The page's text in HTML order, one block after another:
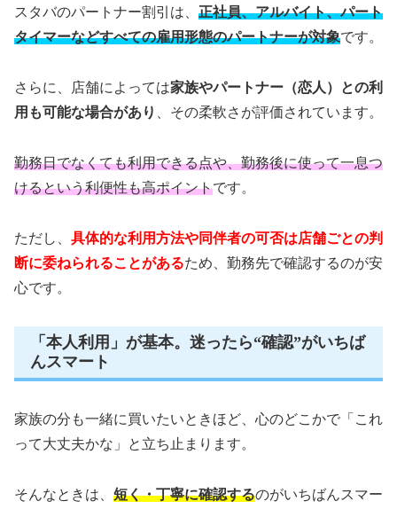
スタバのパートナー割引は、 正社員、アルバイト、パート
タイマーなどすべての雇用形態のパートナーが対象です。
さらに、店舗によっては家族やパートナー（恋人）との利
用も可能な場合があり
、その柔軟さが評価されています。
勤務日でなくても利用できる点や、勤務後に使って一息つ
けるという利便性も高ポイントです。
ただし、 具体的な利用方法や同伴者の可否は店舗ごとの判
断に委ねられることがあるため、勤務先で確認するのが安
心です。
「本人利用」が基本。迷ったら“確認”がいちば
んスマート
家族の分も一緒に買いたいときほど、心のどこかで「これ
って大丈夫かな」と立ち止まります。
そんなときは、 短く・丁寧に確認するのがいちばんスマー